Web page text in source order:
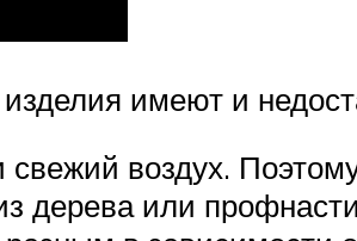
имеют и
воздух.
дерева или